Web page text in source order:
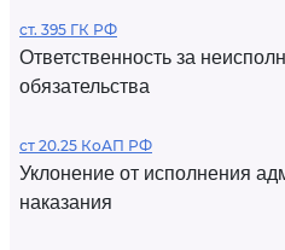
ст. 395 ГК РФ
Ответственность за
обязательства
ст 20.25 КоАП РФ
Уклонение от исполнения
наказания